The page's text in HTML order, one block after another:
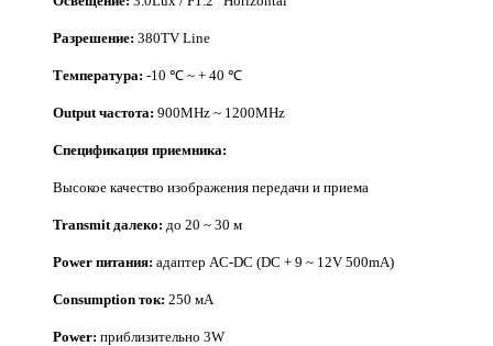
Разрешение: 380TV Line
Температура: -10 ℃ ~ + 40 ℃
Output частота: 900MHz ~ 1200MHz
Спецификация приемника:
Высокое качество изображения передачи и приема
Transmit далеко: до 20 ~ 30 м
Power питания: адаптер AC-DC (DC + 9 ~ 12V 500mA)
Consumption ток: 250 мА
Power: приблизительно 3W